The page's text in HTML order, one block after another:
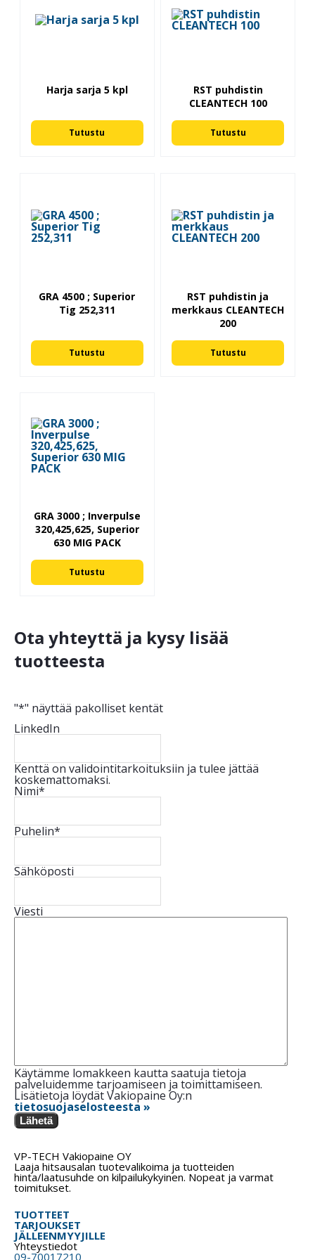
Harja sarja 5 kpl
Tutustu
RST puhdistin
CLEANTECH 100
Tutustu
GRA 4500 ; Superior
Tig 252,311
Tutustu
RST puhdistin ja
merkkaus CLEANTECH
200
Tutustu
GRA 3000 ; Inverpulse
320,425,625, Superior
630 MIG PACK
Tutustu
Ota yhteyttä ja kysy lisää
tuotteesta
"*" näyttää pakolliset kentät
LinkedIn
Kenttä on validointitarkoituksiin ja tulee jättää
koskemattomaksi.
Nimi*
Puhelin*
Sähköposti
Viesti
Käytämme lomakkeen kautta saatuja tietoja
palveluidemme tarjoamiseen ja toimittamiseen.
Lisätietoja löydät Vakiopaine Oy:n
tietosuojaselosteesta »
Lähetä
VP-TECH Vakiopaine OY
Laaja hitsausalan tuotevalikoima ja tuotteiden
hinta/laatusuhde on kilpailukykyinen. Nopeat ja varmat
toimitukset.
TUOTTEET
TARJOUKSET
JÄLLEENMYYJILLE
Yhteystiedot
09-70017210